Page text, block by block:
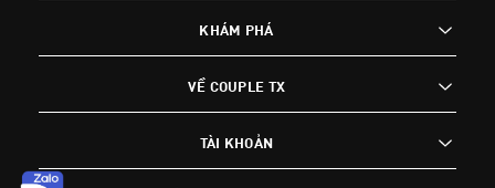
KHÁM PHÁ
VỀ COUPLE TX
TÀI KHOẢN